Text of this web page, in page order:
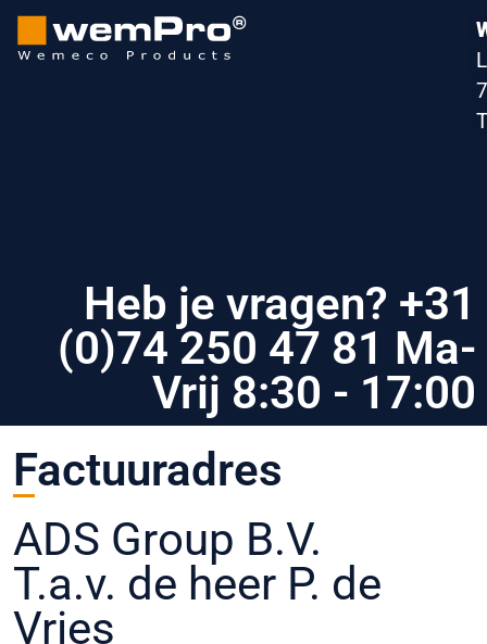
Heb je vragen? +31
(0)74 250 47 81 Ma-
Vrij 8:30 - 17:00
Factuuradres
ADS Group B.V.
T.a.v. de heer P. de
Vries